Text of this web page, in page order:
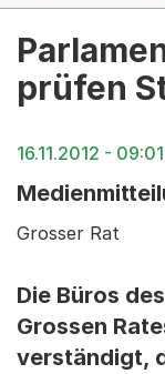
prüfen
16.11.2012 - 09:01
Grosser Rat
Die Büros
Grossen
verständigt,